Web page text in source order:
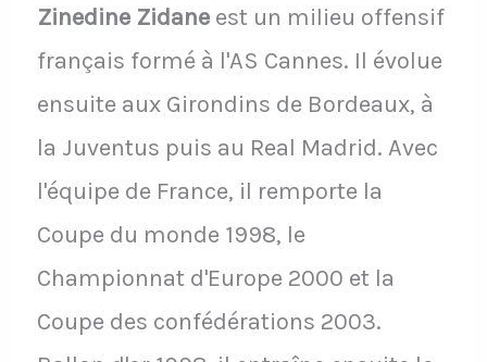
Zinedine Zidaneest un milieu offensif
français formé à l'AS Cannes. Il évolue
ensuite aux Girondins de Bordeaux, à
la Juventus puis au Real Madrid. Avec
l'équipe de France, il remporte la
Coupe du monde 1998, le
Championnat d'Europe 2000 et la
Coupe des confédérations 2003.